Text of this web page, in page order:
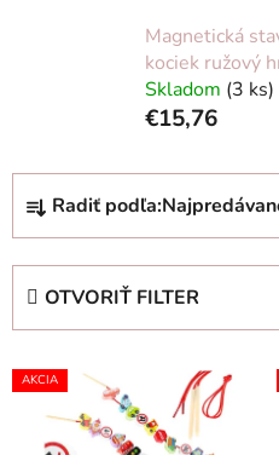
Magnetická
kociek ružový
Skladom (3 ks)
€15,76
R
d
e
Radiť podľa:
OTVORIŤ FILTER
V
ý
AKCIA